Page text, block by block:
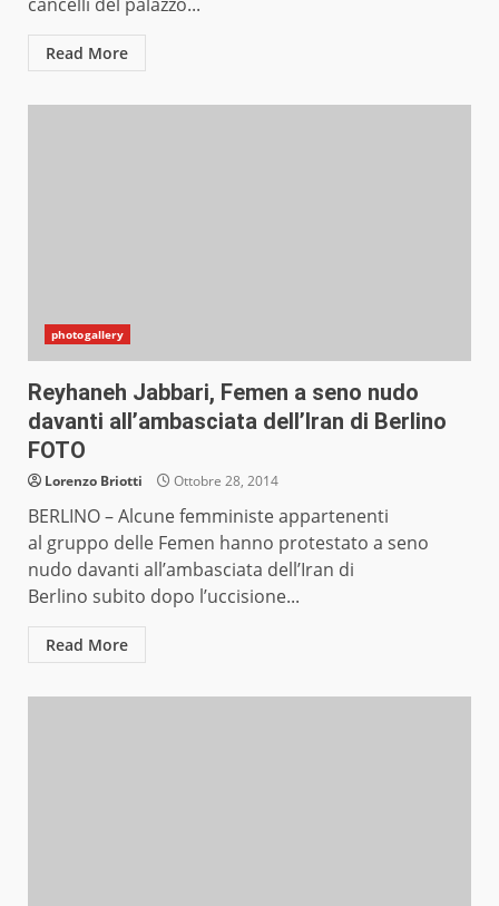
Read More
photogallery
Reyhaneh Jabbari, Femen a seno nudo
davanti all’ambasciata dell’Iran di Berlino
FOTO
Lorenzo Briotti Ottobre 28, 2014
BERLINO – Alcune femministe appartenenti
al gruppo delle Femen hanno protestato a seno
nudo davanti all’ambasciata dell’Iran di
Berlino subito dopo l’uccisione...
Read More